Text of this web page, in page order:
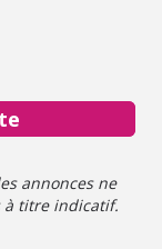
annonces ne
à titre indicatif.